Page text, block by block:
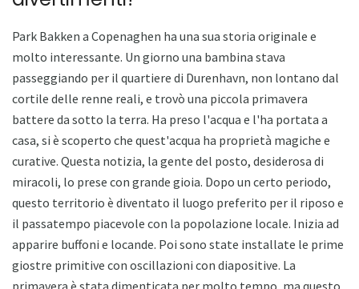
Park Bakken a Copenaghen ha una sua storia originale e
molto interessante. Un giorno una bambina stava
passeggiando per il quartiere di Durenhavn, non lontano dal
cortile delle renne reali, e trovò una piccola primavera
battere da sotto la terra. Ha preso l'acqua e l'ha portata a
casa, si è scoperto che quest'acqua ha proprietà magiche e
curative. Questa notizia, la gente del posto, desiderosa di
miracoli, lo prese con grande gioia. Dopo un certo periodo,
questo territorio è diventato il luogo preferito per il riposo e
il passatempo piacevole con la popolazione locale. Inizia ad
apparire buffoni e locande. Poi sono state installate le prime
giostre primitive con oscillazioni con diapositive. La
primavera è stata dimenticata per molto tempo, ma questo